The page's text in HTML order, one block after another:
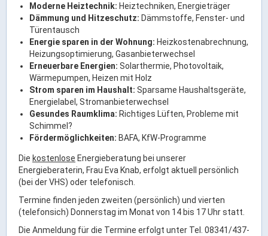
Stadtgeschichte & -teile
Partnerstädte
Veranstaltungsräume
Willkommen in der Altstadt
ÖPNV
Engagement, Ehrenamt & Vereine
Gesundheit
Integration & Vielfalt
Kultur
Moderne Heiztechnik: Heiztechniken, Energieträger
Dämmung und Hitzeschutz: Dämmstoffe, Fenster- und
Türentausch
Energie sparen in der Wohnung: Heizkostenabrechnung,
Heizungsoptimierung, Gasanbieterwechsel
Erneuerbare Energien: Solarthermie, Photovoltaik,
Wärmepumpen, Heizen mit Holz
Strom sparen im Haushalt: Sparsame Haushaltsgeräte,
Energielabel, Stromanbieterwechsel
Gesundes Raumklima: Richtiges Lüften, Probleme mit
Schimmel?
Fördermöglichkeiten: BAFA, KfW-Programme
Die kostenlose Energieberatung bei unserer
Energieberaterin, Frau Eva Knab, erfolgt aktuell persönlich
(bei der VHS) oder telefonisch.
Termine finden jeden zweiten (persönlich) und vierten
(telefonsich) Donnerstag im Monat von 14 bis 17 Uhr statt.
Die Anmeldung für die Termine erfolgt unter Tel. 08341/437-